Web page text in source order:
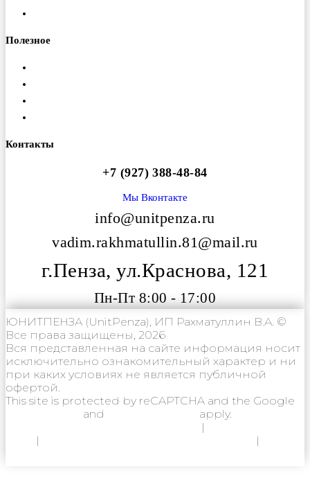
Полезное
Контакты
+7 (927) 388-48-84
Мы Вконтакте
info@unitpenza.ru
vadim.rakhmatullin.81@mail.ru
г.Пенза, ул.Краснова, 121
Пн-Пт 8:00 - 17:00
ЮНИТПЕНЗА (UnitPenza), ИП Рахматуллин В.А. ©
Все права защищены, 2026
Вся представленная на сайте информация носит
исключительно ознакомительный характер и ни
при каких условиях не является публичной
офертой.
This site is protected by reCAPTCHA and the Google
and
apply.
|
|
|